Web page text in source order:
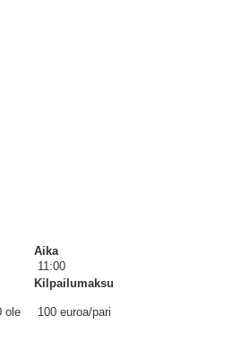
Aika
11:00
Kilpailumaksu
ole
100 euroa/pari